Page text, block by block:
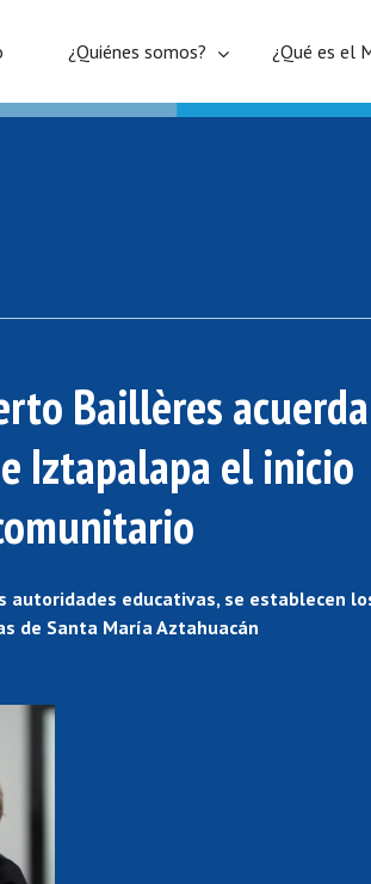
¿Quiénes somos? ¿Qué es el
Baillères acuerda
Iztapalapa el inicio
autoridades educativas, se establecen
de Santa María Aztahuacán